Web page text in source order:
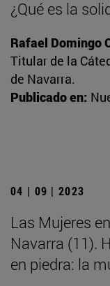
¿Qué es la
Rafael Domingo
Titular de la
de Navarra.
Publicado en:
04 | 09 | 2023
Las Mujeres
Navarra (11).
en piedra: la